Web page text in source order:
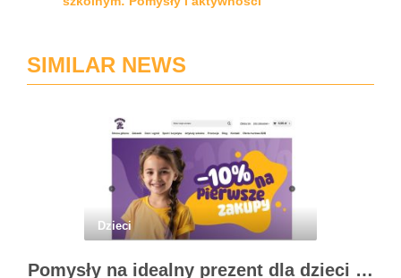
SIMILAR NEWS
Dzieci
Pomysły na idealny prezent dla dzieci z BSKToys